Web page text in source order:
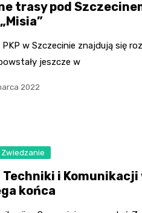
trasy pod
w Szczecinie znajdują się
jeszcze w
2022
Zwiedzanie
Techniki i Komunikacji
końca